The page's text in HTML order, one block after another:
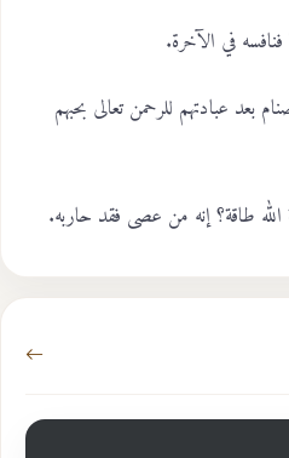
في الآخرة.
بعد عبادتهم للرحمن تعالى بحبهم
طاقة؟ إنه من عصى فقد حاربه.